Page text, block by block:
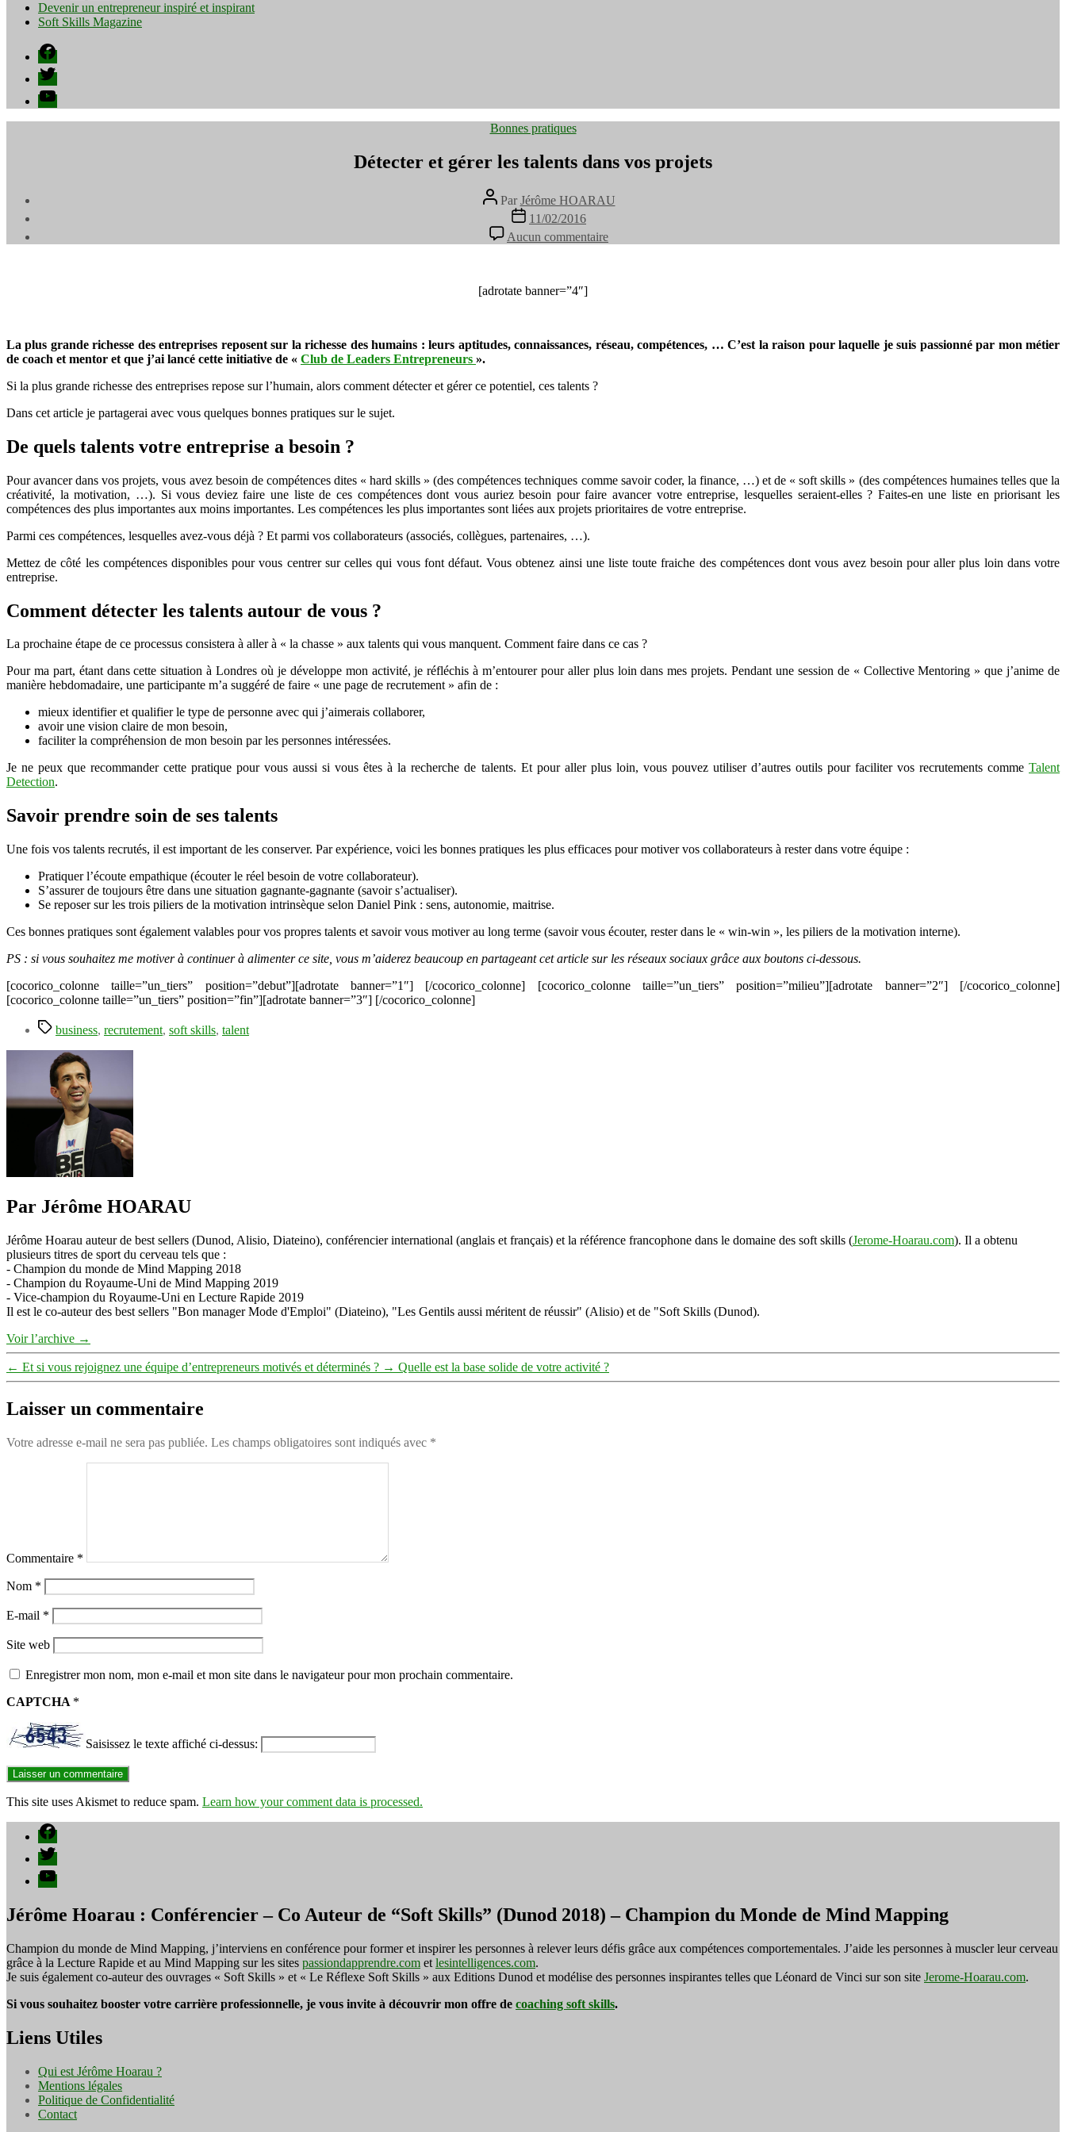
Devenir un entrepreneur inspiré et inspirant
Soft Skills Magazine
Facebook
Twitter
YouTube
Catégories
Bonnes pratiques
Détecter et gérer les talents dans vos projets
Auteur
de
l’article
Par Jérôme HOARAU
Date
l’article
11/02/2016
Aucun commentaire
Détecter
projets
[adrotate banner=”4″]
La plus grande richesse des entreprises reposent sur la richesse des humains : leurs aptitudes, connaissances, réseau, compétences, … C’est la raison pour laquelle je suis passionné par mon métier
de coach et mentor et que j’ai lancé cette initiative de « Club de Leaders Entrepreneurs ».
Si la plus grande richesse des entreprises repose sur l’humain, alors comment détecter et gérer ce potentiel, ces talents ?
Dans cet article je partagerai avec vous quelques bonnes pratiques sur le sujet.
De quels talents votre entreprise a besoin ?
Pour avancer dans vos projets, vous avez besoin de compétences dites « hard skills » (des compétences techniques comme savoir coder, la finance, …) et de « soft skills » (des compétences humaines telles que la
créativité, la motivation, …). Si vous deviez faire une liste de ces compétences dont vous auriez besoin pour faire avancer votre entreprise, lesquelles seraient-elles ? Faites-en une liste en priorisant les
compétences des plus importantes aux moins importantes. Les compétences les plus importantes sont liées aux projets prioritaires de votre entreprise.
Parmi ces compétences, lesquelles avez-vous déjà ? Et parmi vos collaborateurs (associés, collègues, partenaires, …).
Mettez de côté les compétences disponibles pour vous centrer sur celles qui vous font défaut. Vous obtenez ainsi une liste toute fraiche des compétences dont vous avez besoin pour aller plus loin dans votre
entreprise.
Comment détecter les talents autour de vous ?
La prochaine étape de ce processus consistera à aller à « la chasse » aux talents qui vous manquent. Comment faire dans ce cas ?
Pour ma part, étant dans cette situation à Londres où je développe mon activité, je réfléchis à m’entourer pour aller plus loin dans mes projets. Pendant une session de « Collective Mentoring » que j’anime de
manière hebdomadaire, une participante m’a suggéré de faire « une page de recrutement » afin de :
mieux identifier et qualifier le type de personne avec qui j’aimerais collaborer,
avoir une vision claire de mon besoin,
faciliter la compréhension de mon besoin par les personnes intéressées.
Je ne peux que recommander cette pratique pour vous aussi si vous êtes à la recherche de talents. Et pour aller plus loin, vous pouvez utiliser d’autres outils pour faciliter vos recrutements comme Talent
Detection.
Savoir prendre soin de ses talents
Une fois vos talents recrutés, il est important de les conserver. Par expérience, voici les bonnes pratiques les plus efficaces pour motiver vos collaborateurs à rester dans votre équipe :
Pratiquer l’écoute empathique (écouter le réel besoin de votre collaborateur).
S’assurer de toujours être dans une situation gagnante-gagnante (savoir s’actualiser).
Se reposer sur les trois piliers de la motivation intrinsèque selon Daniel Pink : sens, autonomie, maitrise.
Ces bonnes pratiques sont également valables pour vos propres talents et savoir vous motiver au long terme (savoir vous écouter, rester dans le « win-win », les piliers de la motivation interne).
PS : si vous souhaitez me motiver à continuer à alimenter ce site, vous m’aiderez beaucoup en partageant cet article sur les réseaux sociaux grâce aux boutons ci-dessous.
[cocorico_colonne taille=”un_tiers” position=”debut”][adrotate banner=”1″] [/cocorico_colonne] [cocorico_colonne taille=”un_tiers” position=”milieu”][adrotate banner=”2″] [/cocorico_colonne]
[cocorico_colonne taille=”un_tiers” position=”fin”][adrotate banner=”3″] [/cocorico_colonne]
Étiquettes
business, recrutement, soft skills, talent
Par Jérôme HOARAU
Jérôme Hoarau auteur de best sellers (Dunod, Alisio, Diateino), conférencier international (anglais et français) et la référence francophone dans le domaine des soft skills (Jerome-Hoarau.com). Il a obtenu
plusieurs titres de sport du cerveau tels que :
- Champion du monde de Mind Mapping 2018
- Champion du Royaume-Uni de Mind Mapping 2019
- Vice-champion du Royaume-Uni en Lecture Rapide 2019
Il est le co-auteur des best sellers "Bon manager Mode d'Emploi" (Diateino), "Les Gentils aussi méritent de réussir" (Alisio) et de "Soft Skills (Dunod).
Voir l’archive →
← Et si vous rejoignez une équipe d’entrepreneurs motivés et déterminés ? → Quelle est la base solide de votre activité ?
Laisser un commentaire
Votre adresse e-mail ne sera pas publiée. Les champs obligatoires sont indiqués avec *
Commentaire *
Nom *
E-mail *
Site web
Enregistrer mon nom, mon e-mail et mon site dans le navigateur pour mon prochain commentaire.
CAPTCHA *
Saisissez le texte affiché ci-dessus:
This site uses Akismet to reduce spam. Learn how your comment data is processed.
Facebook
Twitter
YouTube
Jérôme Hoarau : Conférencier – Co Auteur de “Soft Skills” (Dunod 2018) – Champion du Monde de Mind Mapping
Champion du monde de Mind Mapping, j’interviens en conférence pour former et inspirer les personnes à relever leurs défis grâce aux compétences comportementales. J’aide les personnes à muscler leur cerveau
grâce à la Lecture Rapide et au Mind Mapping sur les sites passiondapprendre.com et lesintelligences.com.
Je suis également co-auteur des ouvrages « Soft Skills » et « Le Réflexe Soft Skills » aux Editions Dunod et modélise des personnes inspirantes telles que Léonard de Vinci sur son site Jerome-Hoarau.com.
Si vous souhaitez booster votre carrière professionnelle, je vous invite à découvrir mon offre de coaching soft skills.
Liens Utiles
Qui est Jérôme Hoarau ?
Mentions légales
Politique de Confidentialité
Contact